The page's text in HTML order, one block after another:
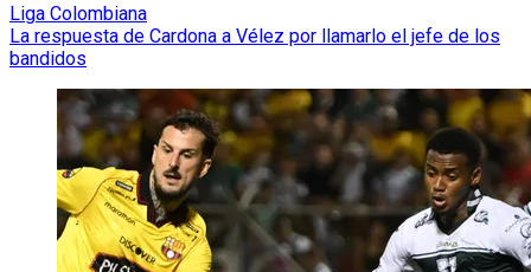
Liga Colombiana
La respuesta de Cardona a Vélez por llamarlo el jefe de los
bandidos